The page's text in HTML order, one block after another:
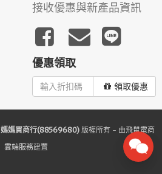
接收優惠與新產品資訊
優惠領取
領取優惠
媽媽買商行(88569680) 版權所有 - 由飛鼠電商
雲端服務建置